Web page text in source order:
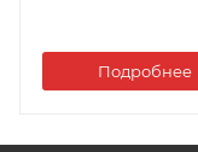
Подробнее